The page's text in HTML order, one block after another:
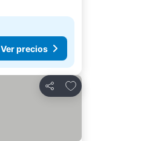
Ver precios
Compartir
Añadir a favoritos